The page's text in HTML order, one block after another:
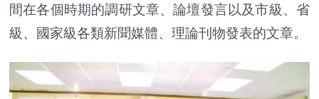
間在各個時期的調研文章、論壇發言以及市級、省
級、國家級各類新聞媒體、理論刊物發表的文章。